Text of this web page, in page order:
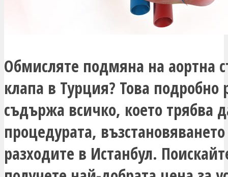
Обмисляте подмяна на аортна
клапа в Турция? Това подробно
съдържа всичко, което трябва
процедурата,
разходите в Истанбул.